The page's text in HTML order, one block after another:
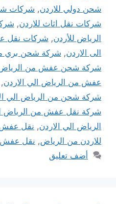
شحن دولي للاردن, شركات
شركات نقل اثاث للاردن,
الرياض للأردن, شركات نقل
الى الاردن, شركة شحن بري
شركة شحن عفش من الرياض
عفش من الرياض الي الاردن,
شركة شحن من الرياض الي
شركة نقل عفش من الرياض
الرياض الي الاردن, نقل عفش
للاردن من الرياض, نقل عفش
أضف تعليق